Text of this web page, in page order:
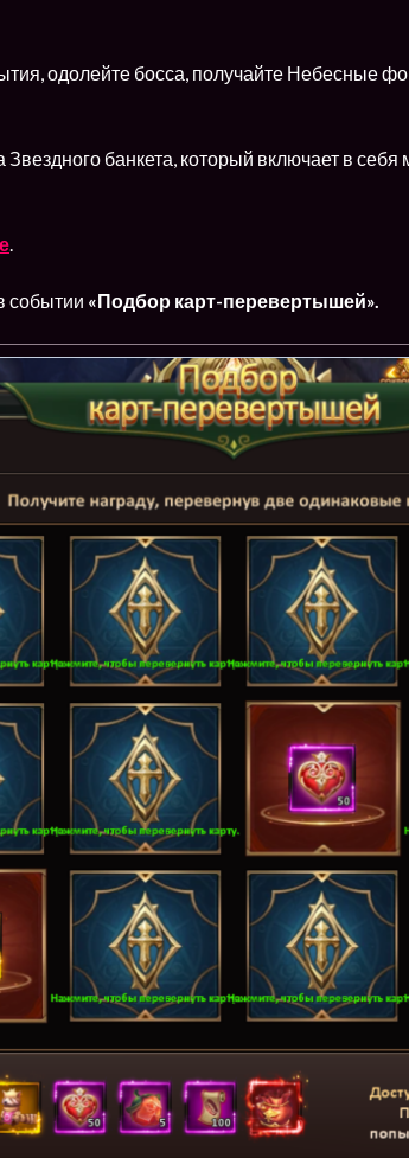
одолейте босса, получайте Небесные
банкета, который включает в
событии «Подбор карт-перевертышей».